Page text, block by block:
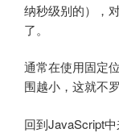
纳秒级别的），
了。
通常在使用固定
围越小，这就不罗
回到JavaScript